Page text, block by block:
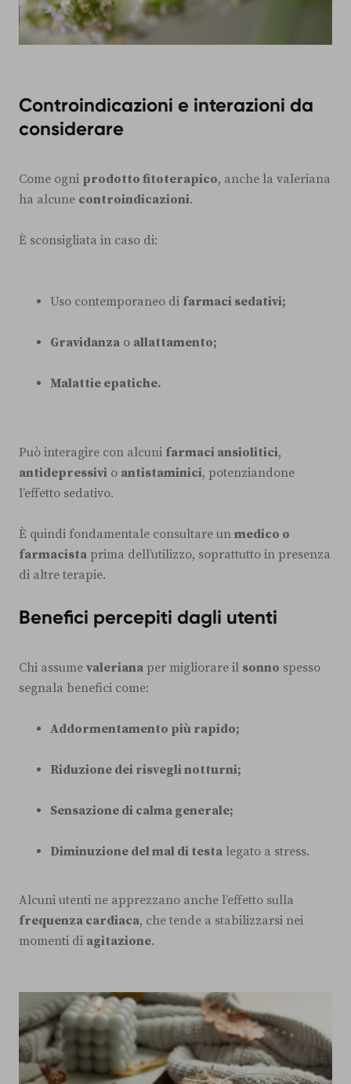
Controindicazioni e interazioni da
considerare
Come ogni prodotto fitoterapico, anche la valeriana
ha alcune controindicazioni.
È sconsigliata in caso di:
Uso contemporaneo di farmaci sedativi;
Gravidanza o allattamento;
Malattie epatiche.
Può interagire con alcuni farmaci ansiolitici,
antidepressivi o antistaminici, potenziandone
l’effetto sedativo.
È quindi fondamentale consultare un medico o
farmacista prima dell’utilizzo, soprattutto in presenza
di altre terapie.
Benefici percepiti dagli utenti
Chi assume valeriana per migliorare il sonno spesso
segnala benefici come:
Addormentamento più rapido;
Riduzione dei risvegli notturni;
Sensazione di calma generale;
Diminuzione del mal di testa legato a stress.
Alcuni utenti ne apprezzano anche l’effetto sulla
frequenza cardiaca, che tende a stabilizzarsi nei
momenti di agitazione.